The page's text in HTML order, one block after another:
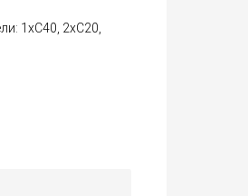
1хС40, 2хС20,